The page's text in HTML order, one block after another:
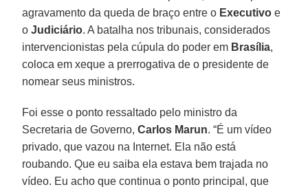
agravamento da queda de braço entre o Executivo e
o Judiciário. A batalha nos tribunais, considerados
intervencionistas pela cúpula do poder em Brasília,
coloca em xeque a prerrogativa de o presidente de
nomear seus ministros.
Foi esse o ponto ressaltado pelo ministro da
Secretaria de Governo,Carlos Marun. “É um vídeo
privado, que vazou na Internet. Ela não está
roubando. Que eu saiba ela estava bem trajada no
vídeo. Eu acho que continua o ponto principal, que